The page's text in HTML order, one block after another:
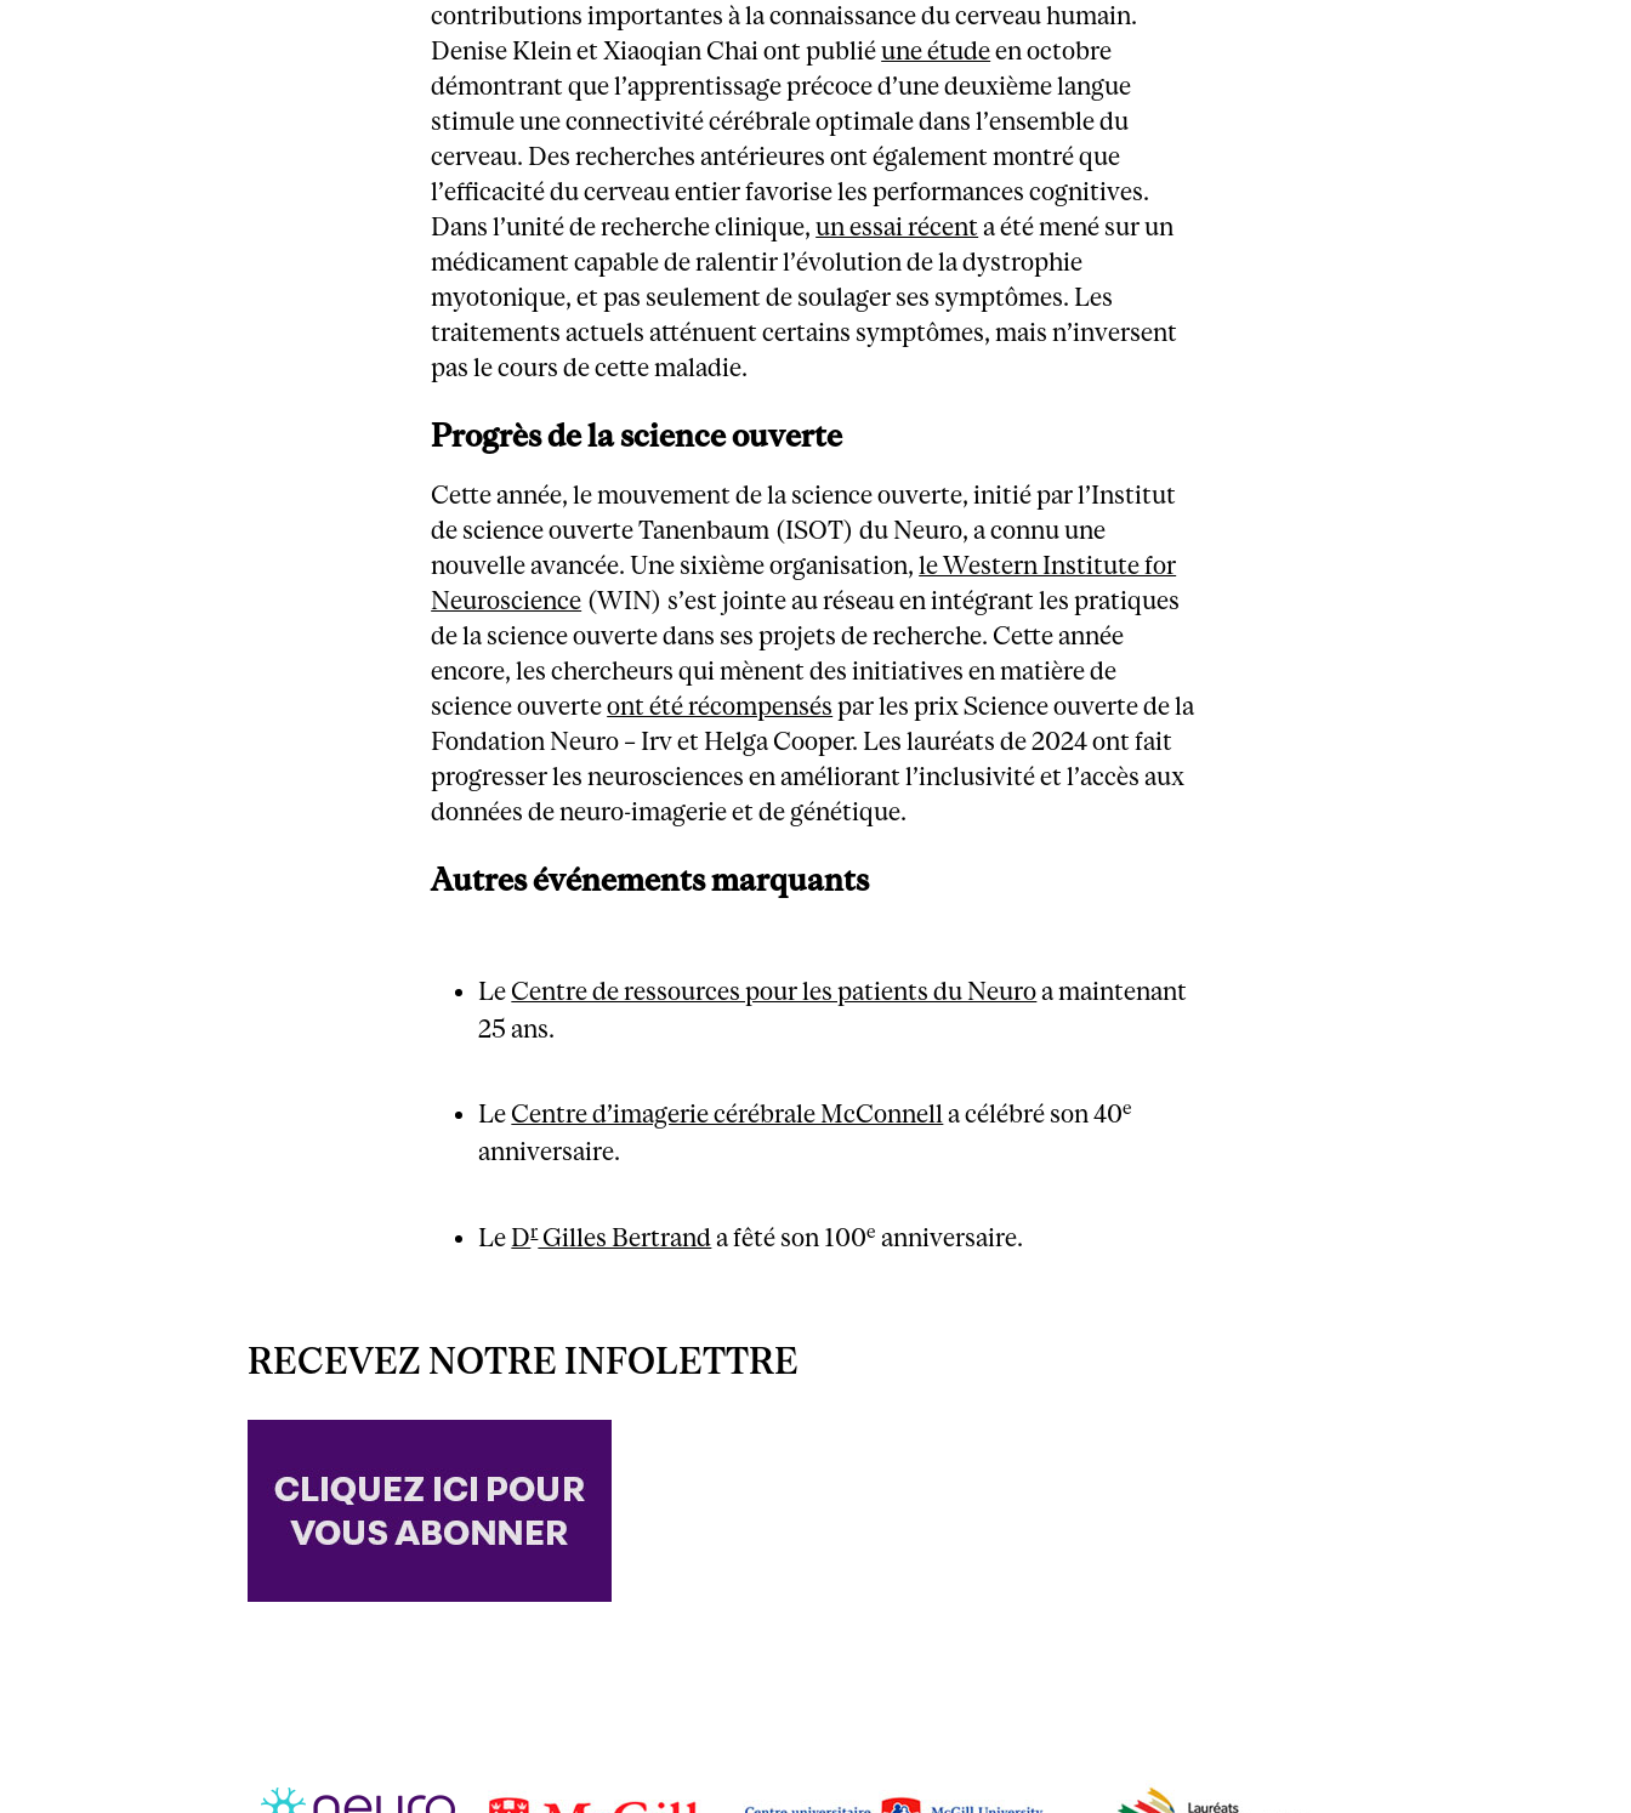
contributions importantes à la connaissance du cerveau humain.
Denise Klein et Xiaoqian Chai ont publiéune étudeen octobre
démontrant que l’apprentissage précoce d’une deuxième langue
stimule une connectivité cérébrale optimale dans l’ensemble du
cerveau. Des recherches antérieures ont également montré que
l’efficacité du cerveau entier favorise les performances cognitives.
Dans l’unité de recherche clinique,un essai récent a été mené sur un
médicament capable de ralentir l’évolution de la dystrophie
myotonique, et pas seulement de soulager ses symptômes. Les
traitements actuels atténuent certains symptômes, mais n’inversent
pas le cours de cette maladie.
Progrès de la science ouverte
Cette année, le mouvement de la science ouverte, initié par l’Institut
de science ouverte Tanenbaum (ISOT) du Neuro, a connu une
nouvelle avancée. Une sixième organisation,le Western Institute for
Neuroscience (WIN) s’est jointe au réseau en intégrant les pratiques
de la science ouverte dans ses projets de recherche. Cette année
encore, les chercheurs qui mènent des initiatives en matière de
science ouverteont été récompensés par les prix Science ouverte de la
Fondation Neuro – Irv et Helga Cooper. Les lauréats de 2024 ont fait
progresser les neurosciences en améliorant l’inclusivité et l’accès aux
données de neuro-imagerie et de génétique.
Autres événements marquants
Le Centre de ressources pour les patients du Neuroa maintenant
25 ans.
Le Centre d’imagerie cérébrale McConnell a célébré son 40e
anniversaire.
Le DrGilles Bertranda fêté son 100e anniversaire.
RECEVEZ NOTRE INFOLETTRE